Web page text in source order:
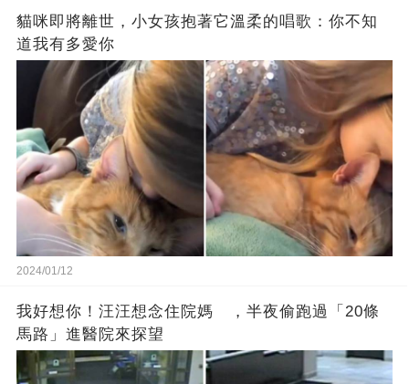
貓咪即將離世，小女孩抱著它溫柔的唱歌：你不知
道我有多愛你
2024/01/12
我好想你！汪汪想念住院媽 ，半夜偷跑過「20條
馬路」進醫院來探望